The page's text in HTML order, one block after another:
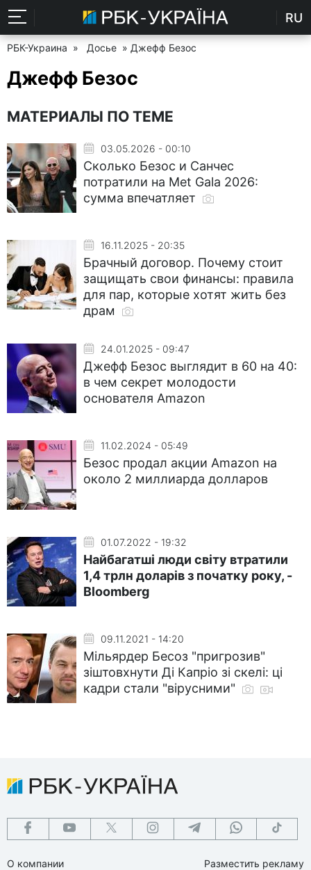
RU
РБК-Украина » Досье » Джефф Безос
Джефф Безос
МАТЕРИАЛЫ ПО ТЕМЕ
03.05.2026 - 00:10
Сколько Безос и Санчес
потратили на Met Gala 2026:
сумма впечатляет
16.11.2025 - 20:35
Брачный договор. Почему стоит
защищать свои финансы: правила
для пар, которые хотят жить без
драм
24.01.2025 - 09:47
Джефф Безос выглядит в 60 на 40:
в чем секрет молодости
основателя Amazon
11.02.2024 - 05:49
Безос продал акции Amazon на
около 2 миллиарда долларов
01.07.2022 - 19:32
Найбагатші люди світу втратили
1,4 трлн доларів з початку року, -
Bloomberg
09.11.2021 - 14:20
Мільярдер Бесоз "пригрозив"
зіштовхнути Ді Капріо зі скелі: ці
кадри стали "вірусними"
О компании
Разместить рекламу